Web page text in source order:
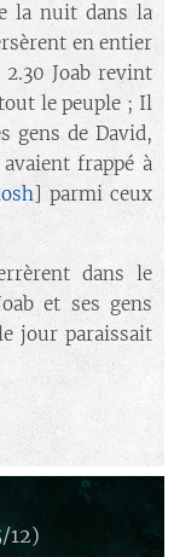
la nuit dans la
en entier
Joab revint
le peuple ; Il
gens de David,
frappé à
] parmi ceux
dans le
et ses gens
jour paraissait
12)